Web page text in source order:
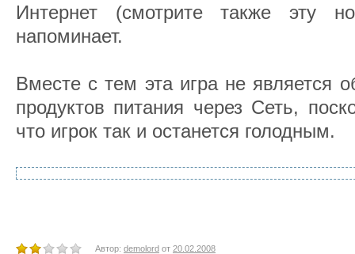
Интернет (смотрите также эту
напоминает.
Вместе с тем эта игра не является
продуктов питания через Сеть,
что игрок так и останется голодным.
Автор: demolord от 20.02.2008